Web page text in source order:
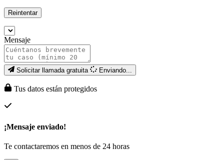
Reintentar
Mensaje
Solicitar llamada gratuita Enviando...
Tus datos están protegidos
¡Mensaje enviado!
Te contactaremos en menos de 24 horas